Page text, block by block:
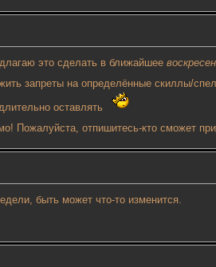
это сделать в ближайшее
запреты на определённые скиллы/
оставлять
Пожалуйста, отпишитесь-кто сможет
быть может что-то изменится.